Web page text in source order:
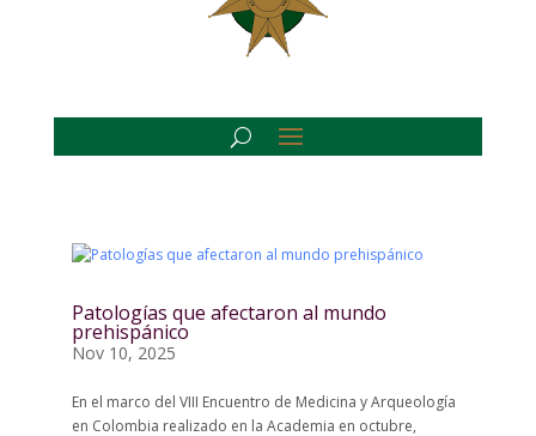
Patologías que afectaron al mundo
prehispánico
Nov 10, 2025
En el marco del VIII Encuentro de Medicina y Arqueología
en Colombia realizado en la Academia en octubre,